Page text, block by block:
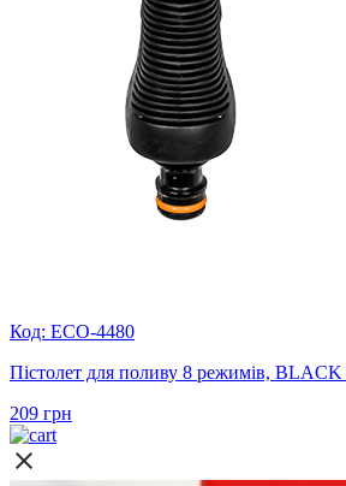
Код: ECO-4480
Пістолет для поливу 8 режимів,
209 грн